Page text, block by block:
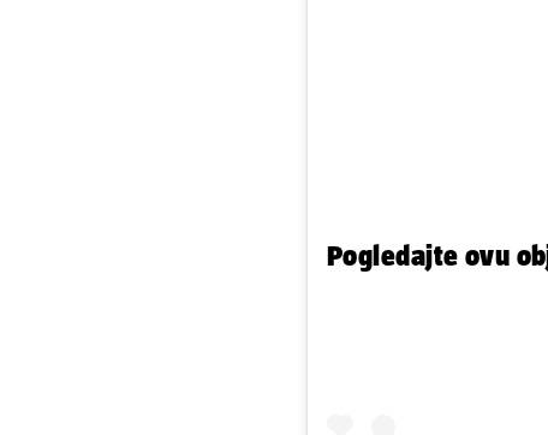
Pogledajte ovu